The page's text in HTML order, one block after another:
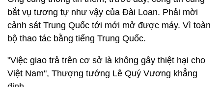
bắt vụ tương tự như vậy của Đài Loan. Phải mời
cảnh sát Trung Quốc tới mới mở được máy. Vì toàn
bộ thao tác bằng tiếng Trung Quốc.
"Việc giao trả trên cơ sở là không gây thiệt hại cho
Việt Nam", Thượng tướng Lê Quý Vương khẳng